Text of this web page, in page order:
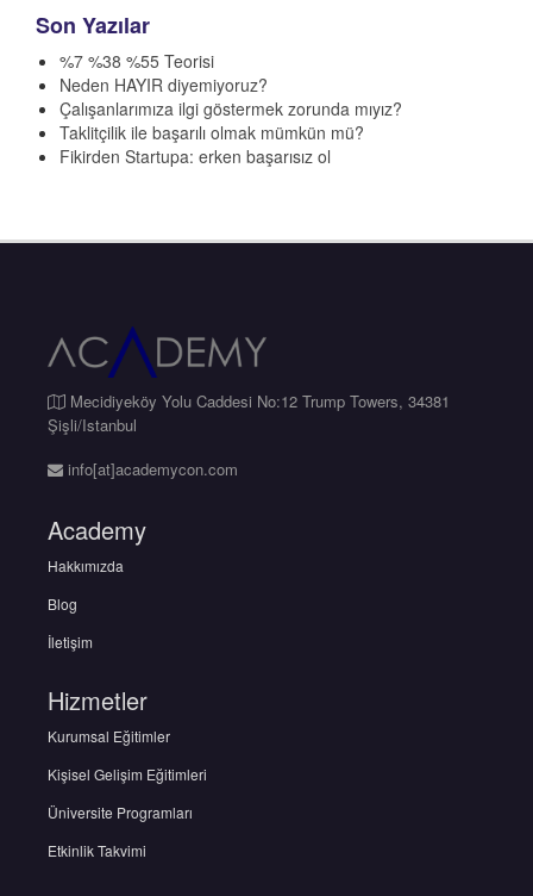
Son Yazılar
%7 %38 %55 Teorisi
Neden HAYIR diyemiyoruz?
Çalışanlarımıza ilgi göstermek zorunda mıyız?
Taklitçilik ile başarılı olmak mümkün mü?
Fikirden Startupa: erken başarısız ol
Mecidiyeköy Yolu Caddesi No:12 Trump Towers, 34381
Şişli/Istanbul
info[at]academycon.com
Academy
Hakkımızda
Blog
İletişim
Hizmetler
Kurumsal Eğitimler
Kişisel Gelişim Eğitimleri
Üniversite Programları
Etkinlik Takvimi